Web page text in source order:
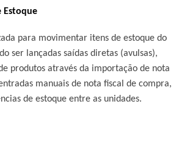
Estoque
para movimentar itens de estoque do
ser lançadas saídas diretas (avulsas),
produtos através da importação de nota
manuais de nota fiscal de compra,
de estoque entre as unidades.